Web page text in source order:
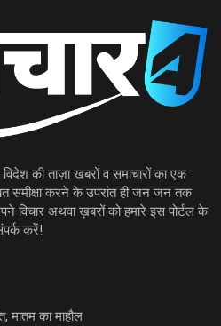
की ताज़ा खबरों व समाचारों का एक
समीक्षा करने के उपरांत ही जन जन तक
विचार अथवा ख़बरों को हमारे इस पोर्टल के
करें!
मातम का माहौल